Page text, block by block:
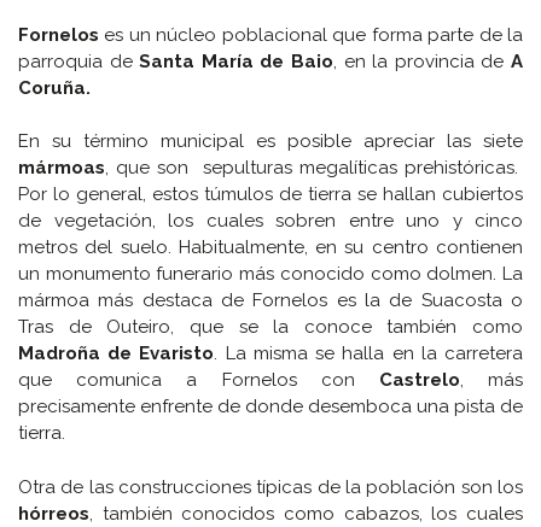
Fornelos es un núcleo poblacional que forma parte de la
parroquia deSanta María de Baio , en la provincia deA
Coruña.
En su término municipal es posible apreciar las siete
mármoas, que son sepulturas megalíticas prehistóricas.
Por lo general, estos túmulos de tierra se hallan cubiertos
de vegetación, los cuales sobren entre uno y cinco
metros del suelo. Habitualmente, en su centro contienen
un monumento funerario más conocido como dolmen. La
mármoa más destaca de Fornelos es la de Suacosta o
Tras de Outeiro, que se la conoce también como
Madroña de Evaristo. La misma se halla en la carretera
que comunica a Fornelos con Castrelo, más
precisamente enfrente de donde desemboca una pista de
tierra.
Otra de las construcciones típicas de la población son los
hórreos , también conocidos como cabazos, los cuales